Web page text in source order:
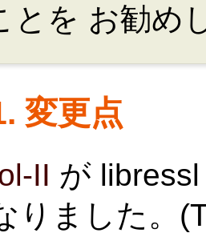
とを お勧め
変更点
II が
りました。